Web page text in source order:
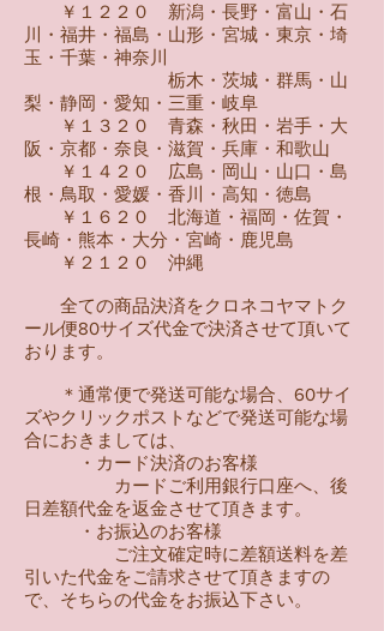
￥１２２０ 新潟・長野・富山・石
川・福井・福島・山形・宮城・東京・埼
玉・千葉・神奈川
栃木・茨城・群馬・山
梨・静岡・愛知・三重・岐阜
￥１３２０ 青森・秋田・岩手・大
阪・京都・奈良・滋賀・兵庫・和歌山
￥１４２０ 広島・岡山・山口・島
根・鳥取・愛媛・香川・高知・徳島
￥１６２０ 北海道・福岡・佐賀・
長崎・熊本・大分・宮崎・鹿児島
￥２１２０ 沖縄
全ての商品決済をクロネコヤマトク
ール便80サイズ代金で決済させて頂いて
おります。
＊通常便で発送可能な場合、60サイ
ズやクリックポストなどで発送可能な場
合におきましては、
・カード決済のお客様
カードご利用銀行口座へ、後
日差額代金を返金させて頂きます。
・お振込のお客様
ご注文確定時に差額送料を差
引いた代金をご請求させて頂きますの
で、そちらの代金をお振込下さい。